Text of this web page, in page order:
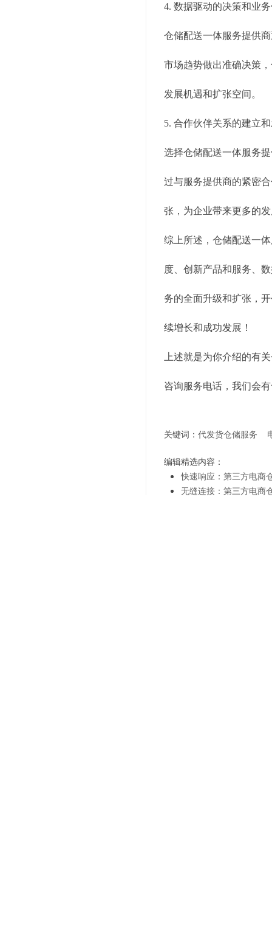
4. 数据驱动的决策和业
仓储配送一体服务提供
市场趋势做出准确决策
发展机遇和扩张空间。
5. 合作伙伴关系的建立
选择仓储配送一体服务
过与服务提供商的紧密
张，为企业带来更多的
综上所述，仓储配送一
度、创新产品和服务、
务的全面升级和扩张，
续增长和成功发展！
上述就是为你介绍的有
咨询服务电话，我们会
关键词： 代发货仓储服务
编辑精选内容：
快速响应：第三方电商
无缝连接：第三方电商